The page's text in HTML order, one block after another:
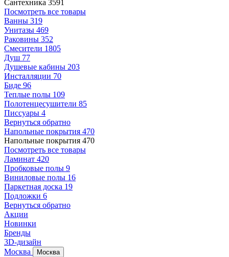
Сантехника 3591
Посмотреть все товары
Ванны 319
Унитазы 469
Раковины 352
Смесители 1805
Душ 77
Душевые кабины 203
Инсталляции 70
Биде 96
Теплые полы 109
Полотенцесушители 85
Писсуары 4
Вернуться обратно
Напольные покрытия 470
Напольные покрытия 470
Посмотреть все товары
Ламинат 420
Пробковые полы 9
Виниловые полы 16
Паркетная доска 19
Подложки 6
Вернуться обратно
Акции
Новинки
Бренды
3D-дизайн
Москва
Москва